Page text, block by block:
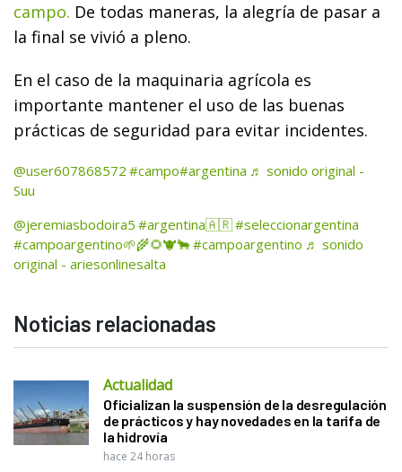
campo. De todas maneras, la alegría de pasar a
la final se vivió a pleno.
En el caso de la maquinaria agrícola es
importante mantener el uso de las buenas
prácticas de seguridad para evitar incidentes.
@user607868572 #campo#argentina ♬ sonido original -
Suu
@jeremiasbodoira5 #argentina🇦🇷#seleccionargentina
#campoargentino🌱🌾🌻🐮🐂#campoargentino ♬ sonido
original - ariesonlinesalta
Noticias relacionadas
Actualidad
Oficializan la suspensión de la desregulación
de prácticos y hay novedades en la tarifa de
la hidrovía
hace 24 horas